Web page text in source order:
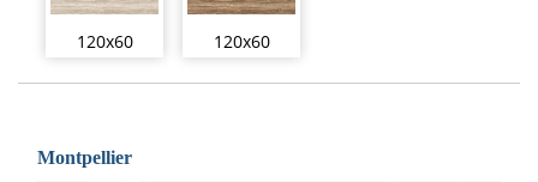
120x60 120x60
Montpellier